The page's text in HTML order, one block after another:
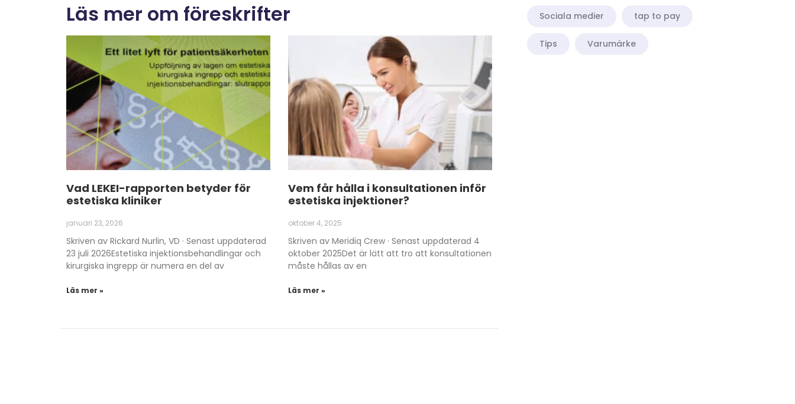
Läs mer om föreskrifter
Vad LEKEI-rapporten betyder för
estetiska kliniker
januari 23, 2026
Skriven av Rickard Nurlin, VD · Senast uppdaterad
23 juli 2026Estetiska injektionsbehandlingar och
kirurgiska ingrepp är numera en del av
Läs mer »
Vem får hålla i konsultationen inför
estetiska injektioner?
oktober 4, 2025
Skriven av Meridiq Crew · Senast uppdaterad 4
oktober 2025Det är lätt att tro att konsultationen
måste hållas av en
Läs mer »
Sociala medier tap to pay
Tips Varumärke